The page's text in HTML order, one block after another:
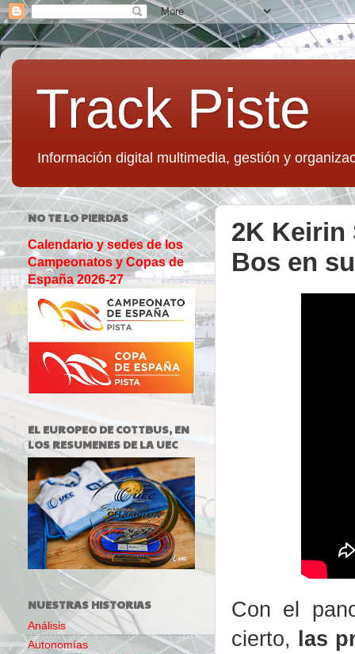
Track Piste
Información digital multimedia, gestión y
2K Keirin
Bos en
Con el
cierto, las
NO TE LO PIERDAS
Calendario y sedes de los
Campeonatos y Copas de
España 2026-27
EL EUROPEO DE COTTBUS, EN
LOS RESUMENES DE LA UEC
NUESTRAS HISTORIAS
Análisis
Autonomías